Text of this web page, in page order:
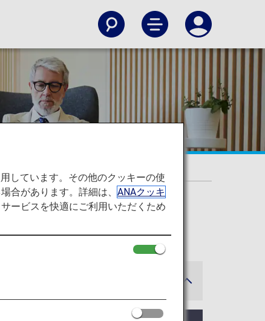
しています。その他のクッキーの使
合があります。詳細は、ANAクッキ
ービスを快適にご利用いただくため